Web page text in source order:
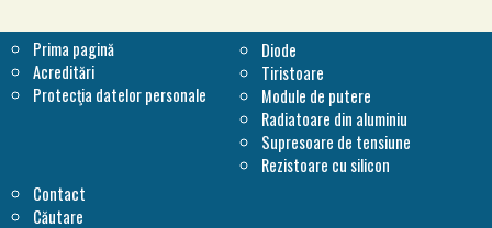
Prima pagină
Acreditări
Protecţia datelor personale
Diode
Tiristoare
Module de putere
Radiatoare din aluminiu
Supresoare de tensiune
Rezistoare cu silicon
Contact
Căutare